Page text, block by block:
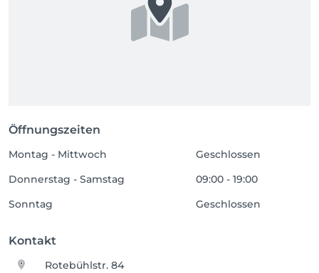
Öffnungszeiten
Montag - Mittwoch
Geschlossen
Donnerstag - Samstag
09:00 - 19:00
Sonntag
Geschlossen
Kontakt
Rotebühlstr. 84